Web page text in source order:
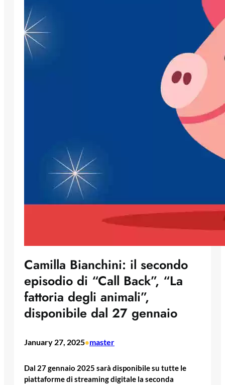
Camilla Bianchini: il secondo
episodio di “Call Back”, “La
fattoria degli animali”,
disponibile dal 27 gennaio
January 27, 2025•master
Dal 27 gennaio 2025 sarà disponibile su tutte le
piattaforme di streaming digitale la seconda